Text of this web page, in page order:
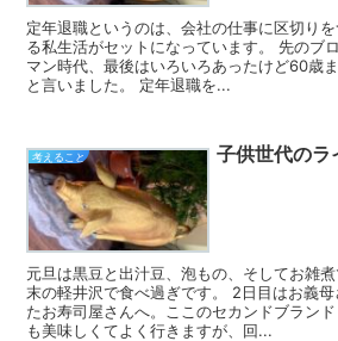
定年退職というのは、会社の仕事に区切り
る私生活がセットになっています。 先のブ
マン時代、最後はいろいろあったけど60歳
と言いました。 定年退職を...
考えること 子供世代のラ
元旦は黒豆と出汁豆、泡もの、そしてお雑
末の軽井沢で食べ過ぎです。 2日目はお義
たお寿司屋さんへ。ここのセカンドブランド
も美味しくてよく行きますが、回...